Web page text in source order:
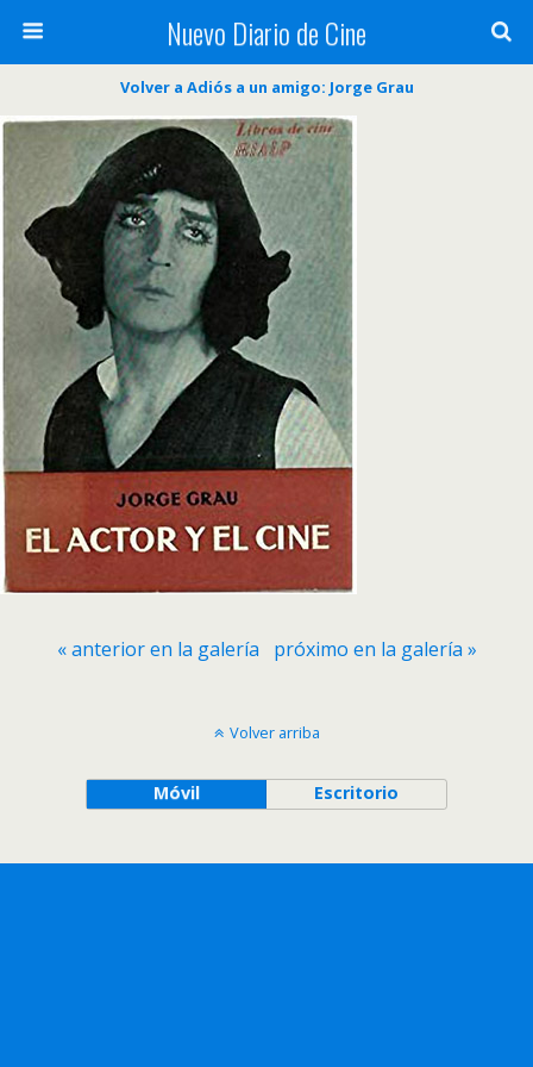
Nuevo Diario de Cine
Volver a Adiós a un amigo: Jorge Grau
« anterior en la galería próximo en la galería »
Volver arriba
Móvil Escritorio